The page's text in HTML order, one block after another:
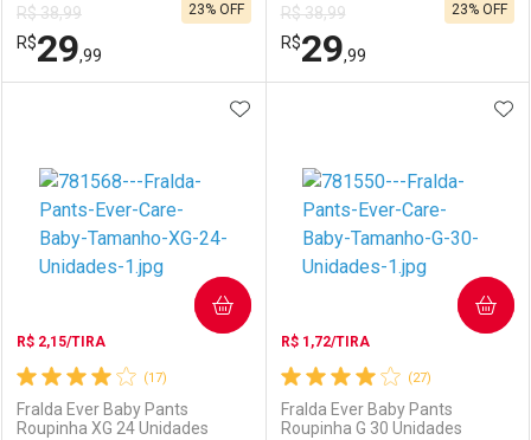
Comprar sem Desconto
Por R$ 15,99/cada
Comprar sem Desconto
Por R$ 15,99/cada
Comprar sem Desconto
Por R$ 27,99/cada
Comprar sem Desconto
Por R$ 27,99/cada
R$ 38,99
R$29,99
23% OFF
Laboratório
Por Menos
R$ 38,99
R$29,99
23% OFF
Laboratório
Por Menos
(17)
R$ 2,15/TIRA
Fralda Ever Baby Pants
Roupinha XG 24 Unidades
ADICIONAR AOS FAVORITOS
COMPRAR
(27)
R$ 1,72/TIRA
Fralda Ever Baby Pants
Roupinha G 30 Unidades
COMPRAR